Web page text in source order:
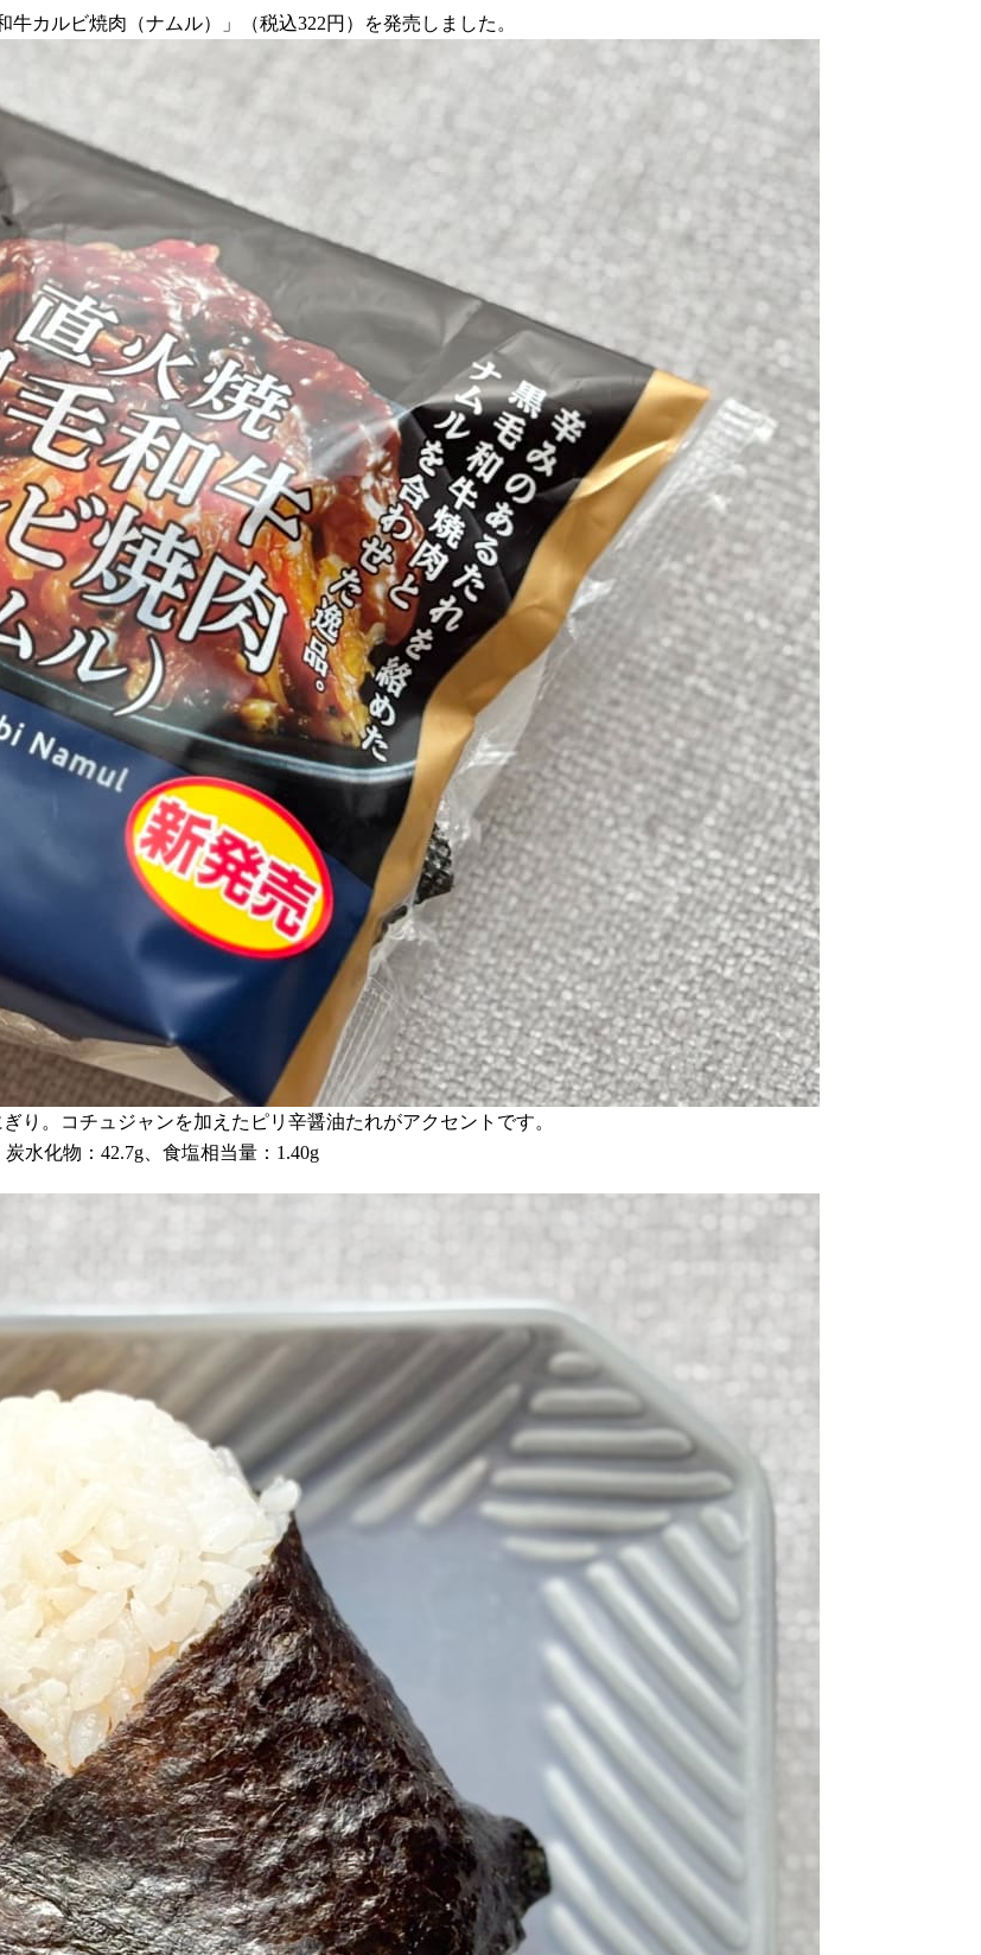
カルビ焼肉（ナムル）」（税込322円）を発売しました。
り。コチュジャンを加えたピリ辛醤油たれがアクセントです。
水化物：42.7g、食塩相当量：1.40g